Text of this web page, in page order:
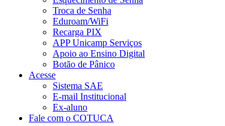
Troca de Senha
Eduroam/WiFi
Recarga PIX
APP Unicamp Serviços
Apoio ao Ensino Digital
Botão de Pânico
Acesse
Sistema SAE
E-mail Institucional
Ex-aluno
Fale com o COTUCA